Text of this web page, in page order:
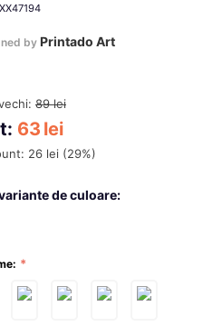
by Printado Art
89 lei
63 lei
26lei (29%)
de culoare: